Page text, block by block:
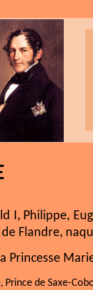
I, Philippe,
Flandre,
Princesse
Prince de Saxe-